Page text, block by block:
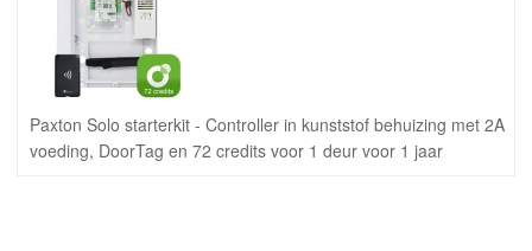
Paxton Solo starterkit - Controller in kunststof behuizing met 2A
voeding, DoorTag en 72 credits voor 1 deur voor 1 jaar